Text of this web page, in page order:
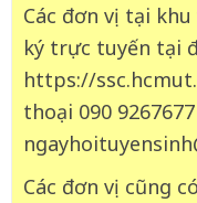
Các đơn vị tại
ký trực tuyến tại
https://
thoại 090
Các đơn vị cũng